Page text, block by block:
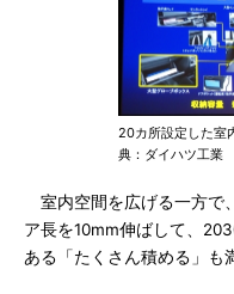
20カ所設定した室
典：ダイハツ工業
室内空間を広げる一方で
ア長を10mm伸ばして、
ある「たくさん積める」も